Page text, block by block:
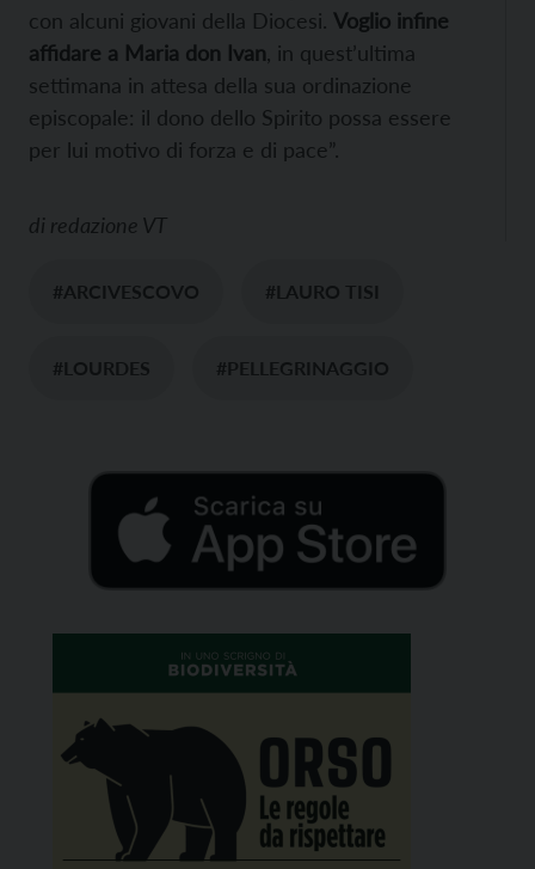
con alcuni giovani della Diocesi. Voglio infine
affidare a Maria don Ivan , in quest’ultima
settimana in attesa della sua ordinazione
episcopale: il dono dello Spirito possa essere
per lui motivo di forza e di pace”.
di redazione VT
#ARCIVESCOVO #LAURO TISI
#LOURDES #PELLEGRINAGGIO